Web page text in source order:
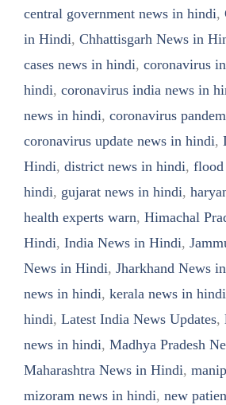
central government news in hindi,
in Hindi, Chhattisgarh News in
cases news in hindi, coronavirus
hindi, coronavirus india news in
news in hindi, coronavirus
coronavirus update news in hindi,
Hindi, district news in hindi, flood
hindi, gujarat news in hindi,
health experts warn, Himachal
Hindi, India News in Hindi,
News in Hindi, Jharkhand News
news in hindi, kerala news in hindi
hindi, Latest India News Updates,
news in hindi, Madhya Pradesh
Maharashtra News in Hindi,
mizoram news in hindi, new